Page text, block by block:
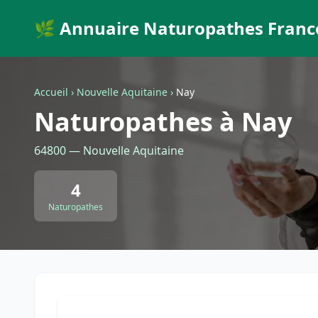
🌿 Annuaire Naturopathes
Accueil › Nouvelle Aquitaine › Nay
Naturopathes à Nay
64800 — Nouvelle Aquitaine
4
Naturopathes